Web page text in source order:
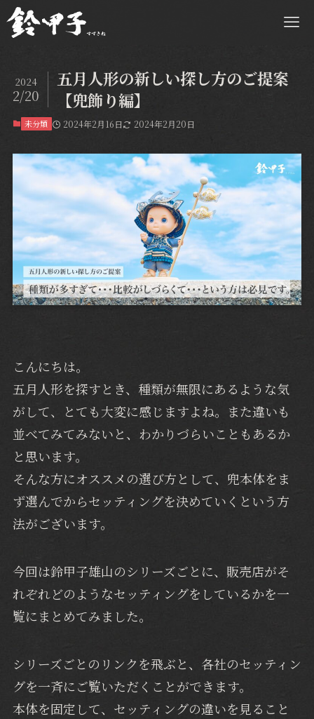
五月人形の新しい探し方のご提案
【兜飾り編】
2024
2/20
未分類 2024年2月16日 2024年2月20日
こんにちは。
五月人形を探すとき、種類が無限にあるような気
がして、とても大変に感じますよね。また違いも
並べてみてみないと、わかりづらいこともあるか
と思います。
そんな方にオススメの選び方として、兜本体をま
ず選んでからセッティングを決めていくという方
法がございます。
今回は鈴甲子雄山のシリーズごとに、販売店がそ
れぞれどのようなセッティングをしているかを一
覧にまとめてみました。
シリーズごとのリンクを飛ぶと、各社のセッティン
グを一斉にご覧いただくことができます。
本体を固定して、セッティングの違いを見ること